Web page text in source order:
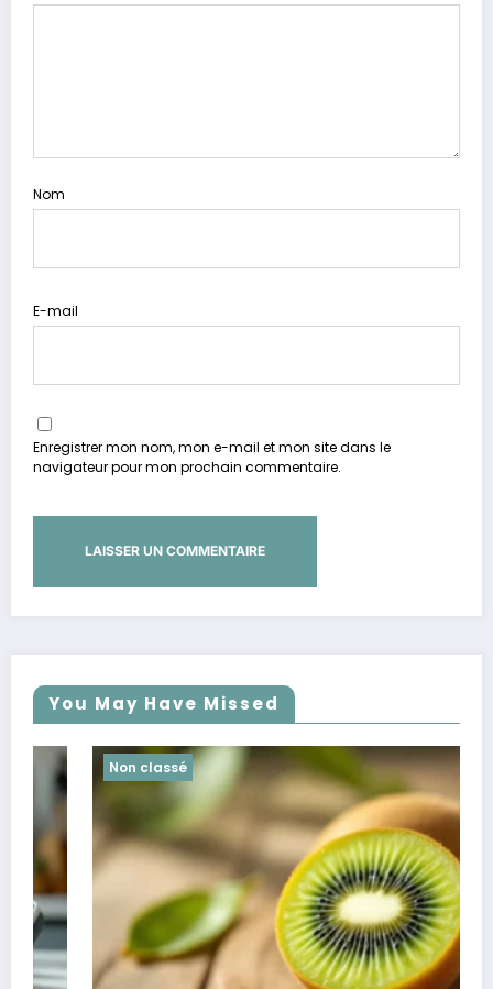
Nom
E-mail
Enregistrer mon nom, mon e-mail et mon site dans le
navigateur pour mon prochain commentaire.
You May Have Missed
Non classé